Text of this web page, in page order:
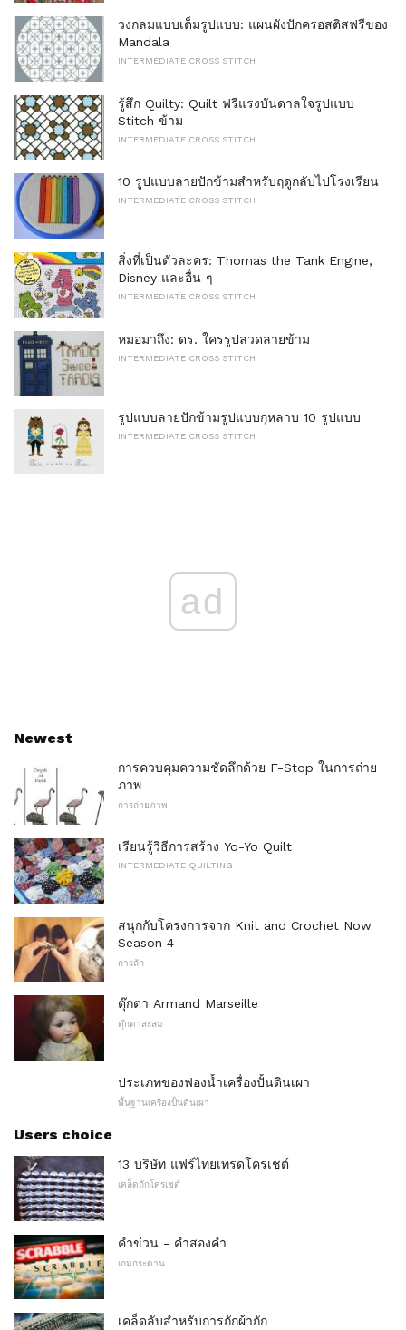
วงกลมแบบเต็มรูปแบบ: แผนผังปักครอสติสฟรีของ
Mandala
INTERMEDIATE CROSS STITCH
รู้สึก Quilty: Quilt ฟรีแรงบันดาลใจรูปแบบ
Stitch ข้าม
INTERMEDIATE CROSS STITCH
10 รูปแบบลายปักข้ามสำหรับฤดูกลับไปโรงเรียน
INTERMEDIATE CROSS STITCH
สิ่งที่เป็นตัวละคร: Thomas the Tank Engine,
Disney และอื่น ๆ
INTERMEDIATE CROSS STITCH
หมอมาถึง: ดร. ใครรูปลวดลายข้าม
INTERMEDIATE CROSS STITCH
รูปแบบลายปักข้ามรูปแบบกุหลาบ 10 รูปแบบ
INTERMEDIATE CROSS STITCH
ad
Newest
การควบคุมความชัดลึกด้วย F-Stop ในการถ่าย
ภาพ
การถ่ายภาพ
เรียนรู้วิธีการสร้าง Yo-Yo Quilt
INTERMEDIATE QUILTING
สนุกกับโครงการจาก Knit and Crochet Now
Season 4
การถัก
ตุ๊กตา Armand Marseille
ตุ๊กตาสะสม
ประเภทของฟองน้ำเครื่องปั้นดินเผา
พื้นฐานเครื่องปั้นดินเผา
Users choice
13 บริษัท แฟร์ไทยเทรดโครเชต์
เคล็ดถักโครเชต์
คำข่วน - คำสองคำ
เกมกระดาน
เคล็ดลับสำหรับการถักผ้าถัก